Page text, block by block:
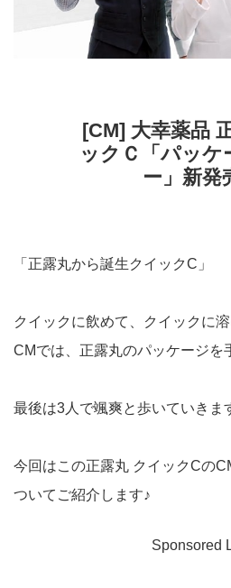
[CM] 大幸薬品
ックＣ「パッケ
ー」新発
「正露丸から誕生クイックC」
クイックに飲めて、クイックに
CMでは、正露丸のパッケージを
最後は3人で颯爽と歩いていきま
今回はこの正露丸 クイックCの
ついてご紹介します♪
Sponsored